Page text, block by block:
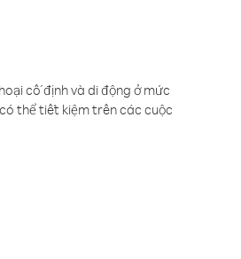
cố định và di động ở mức
thể tiết kiệm trên các cuộc